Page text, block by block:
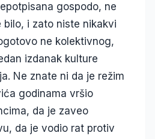
gospodo, ne
i zato niste nikakvi
ne kolektivnog,
izdanak kulture
Ne znate ni da je režim
godinama vršio
da je zaveo
da je vodio rat protiv